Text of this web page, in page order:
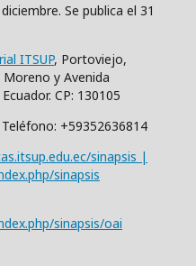
Se publica el 31
ITSUP, Portoviejo,
Moreno y Avenida
CP: 130105
+59352636814
sinapsis |
sinapsis
sinapsis/oai